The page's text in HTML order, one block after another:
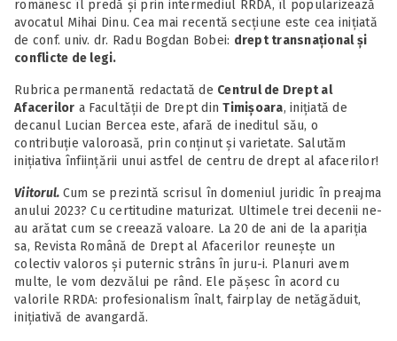
românesc îl predă și prin intermediul RRDA, îl popularizează
avocatul Mihai Dinu. Cea mai recentă secțiune este cea inițiată
de conf. univ. dr. Radu Bogdan Bobei: drept transnațional și
conflicte de legi.
Rubrica permanentă redactată de Centrul de Drept al
Afacerilor a Facultății de Drept dinTimișoara, inițiată de
decanul Lucian Bercea este, afară de ineditul său, o
contribuție valoroasă, prin conținut și varietate. Salutăm
inițiativa înființării unui astfel de centru de drept al afacerilor!
Viitorul. Cum se prezintă scrisul în domeniul juridic în preajma
anului 2023? Cu certitudine maturizat. Ultimele trei decenii ne-
au arătat cum se creează valoare. La 20 de ani de la apariția
sa, Revista Română de Drept al Afacerilor reunește un
colectiv valoros și puternic strâns în juru-i. Planuri avem
multe, le vom dezvălui pe rând. Ele pășesc în acord cu
valorile RRDA: profesionalism înalt, fairplay de netăgăduit,
inițiativă de avangardă.